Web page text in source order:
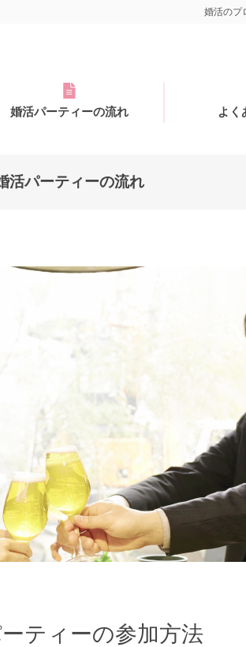
婚活のプ
婚活パーティーの流れ よく
活パーティーの流れ
ティーの参加方法